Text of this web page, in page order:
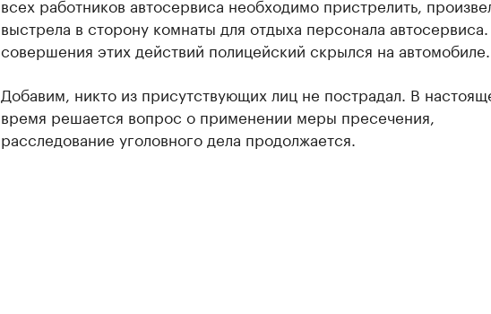
выстрела в сторону комнаты для отдыха персонала
совершения этих действий полицейский скрылся на автомобиле.
Добавим, никто из присутствующих лиц не пострадал. В
время решается вопрос о применении меры пресечения,
расследование уголовного дела продолжается.